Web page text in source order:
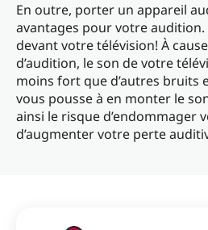
En outre, porter un appareil
avantages pour votre audition.
devant votre télévision! À
d’audition, le son de votre
moins fort que d’autres bruits
vous pousse à en monter le
ainsi le risque d’endommager
d’augmenter votre perte